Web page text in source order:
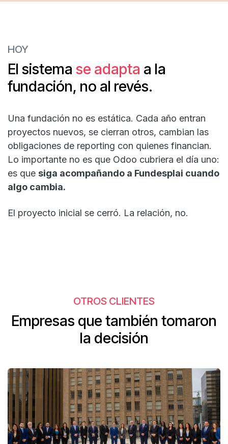
HOY
El sistema se adapta a la
fundación, no al revés.
Una fundación no es estática. Cada año entran
proyectos nuevos, se cierran otros, cambian las
obligaciones de reporting con quienes financian.
Lo importante no es que Odoo cubriera el día uno:
es que siga acompañando a Fundesplai cuando
algo cambia.
El proyecto inicial se cerró. La relación, no.
OTROS CLIENTES
Empresas que también tomaron
la decisión